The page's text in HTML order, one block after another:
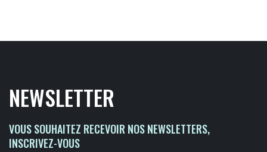
NEWSLETTER
VOUS SOUHAITEZ RECEVOIR NOS NEWSLETTERS,
INSCRIVEZ-VOUS